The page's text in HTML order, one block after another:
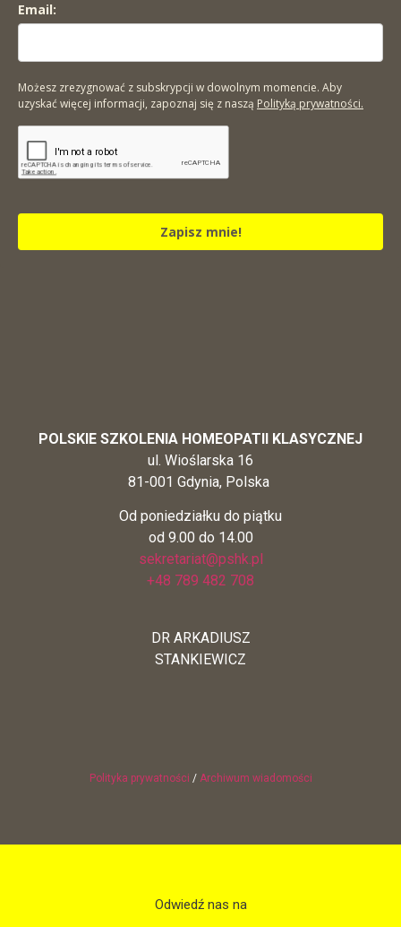
Email:
Możesz zrezygnować z subskrypcji w dowolnym momencie. Aby
uzyskać więcej informacji, zapoznaj się z naszą Polityką prywatności.
Zapisz mnie!
POLSKIE SZKOLENIA HOMEOPATII KLASYCZNEJ
ul. Wioślarska 16
81-001 Gdynia, Polska
Od poniedziałku do piątku
od 9.00 do 14.00
sekretariat@pshk.pl
+48 789 482 708
DR ARKADIUSZ
STANKIEWICZ
Polityka prywatności / Archiwum wiadomości
Odwiedź nas na